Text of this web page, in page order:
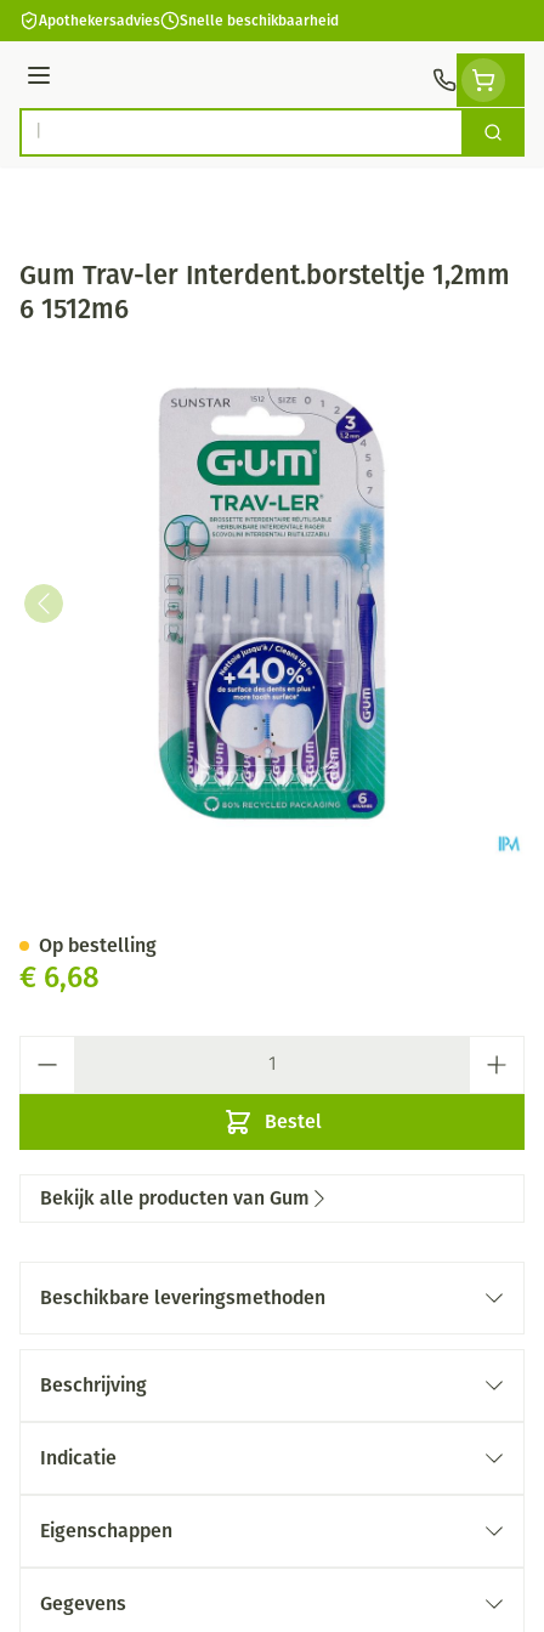
Ga naar de inhoud
Apothekersadvies Snelle beschikbaarheid
Menu
Product, merk, categorie... Zoek
Gum Trav-ler Interdent.borsteltje 1,2mm
6 1512m6
€ 6,68
Bestel
Op bestelling
Bekijk alle producten van Gum
Beschikbare leveringsmethoden
Beschrijving
Indicatie
Eigenschappen
Gegevens